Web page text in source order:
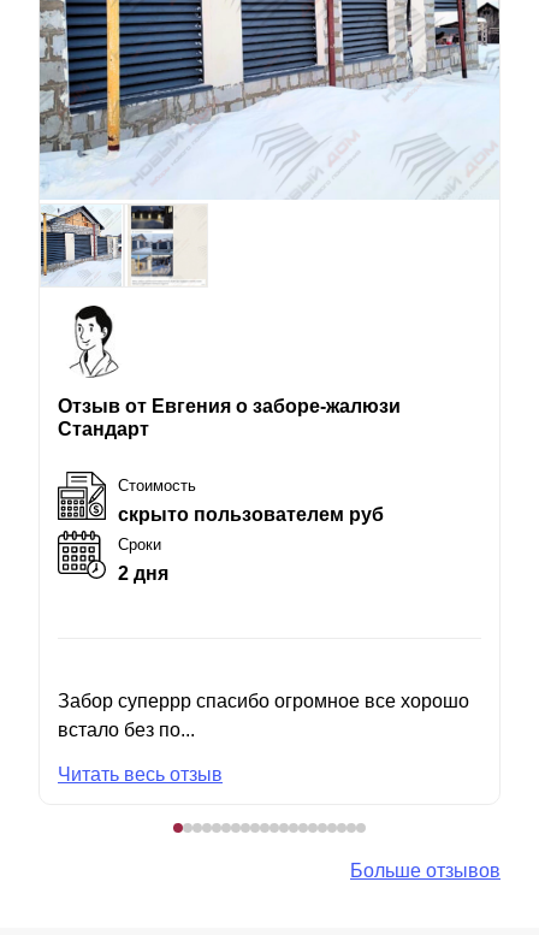
Отзыв от Евгения о заборе-жалюзи
Стандарт
Стоимость
скрыто пользователем руб
Сроки
2 дня
Забор суперрр спасибо огромное все хорошо
встало без по...
Читать весь отзыв
Больше отзывов